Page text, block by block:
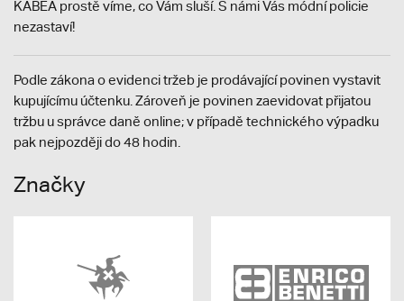
KABEA prostě víme, co Vám sluší. S námi Vás módní policie
nezastaví!
Podle zákona o evidenci tržeb je prodávající povinen vystavit
kupujícímu účtenku. Zároveň je povinen zaevidovat přijatou
tržbu u správce daně online; v případě technického výpadku
pak nejpozději do 48 hodin.
Značky